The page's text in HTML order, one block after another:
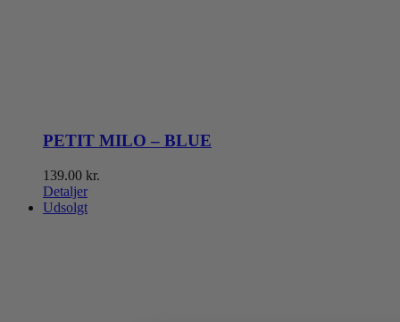
PETIT MILO – BLUE
139.00 kr.
Detaljer
Udsolgt